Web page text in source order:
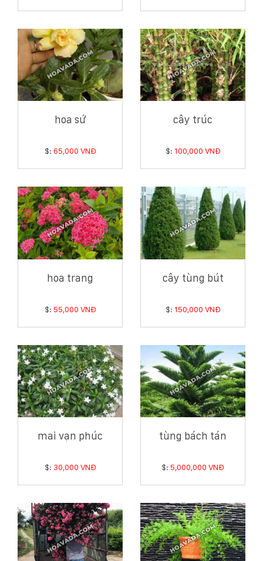
hoa sứ
$: 65,000 VNĐ
cây trúc
$: 100,000 VNĐ
hoa trang
$: 55,000 VNĐ
cây tùng bút
$: 150,000 VNĐ
mai vạn phúc
$: 30,000 VNĐ
tùng bách tán
$: 5,000,000 VNĐ